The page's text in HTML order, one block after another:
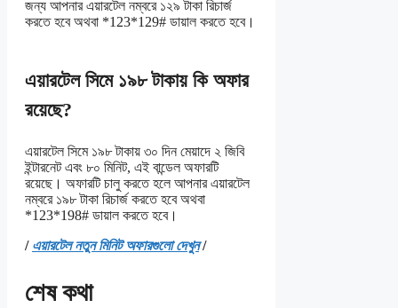
জন্য আপনার এয়ারটেল নম্বরে ১২৯ টাকা রিচার্জ
করতে হবে অথবা *123*129# ডায়াল করতে হবে।
এয়ারটেল সিমে ১৯৮ টাকায় কি অফার
রয়েছে?
এয়ারটেল সিমে ১৯৮ টাকায় ৩০ দিন মেয়াদে ২ জিবি
ইন্টারনেট এবং ৮০ মিনিট, এই বান্ডেল অফারটি
রয়েছে। অফারটি চালু করতে হলে আপনার এয়ারটেল
নম্বরে ১৯৮ টাকা রিচার্জ করতে হবে অথবা
*123*198# ডায়াল করতে হবে।
/ এয়ারটেল নতুন মিনিট অফারগুলো দেখুন/
শেষ কথা